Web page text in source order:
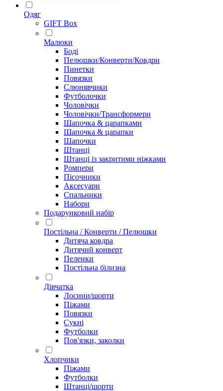
Одяг
GIFT Box
Малюки
Боді
Пелюшки/Конверти/Ковдри
Пинетки
Повязки
Слюнявчики
Футболочки
Чоловічки
Чоловічки/Трансформери
Шапочка & царапками
Шапочка & царапки
Шапочки
Штанці
Штанці із закритими ніжками
Ромпери
Пісочники
Аксесуари
Спальники
Набори
Подарунковий набір
Постільна / Конверти / Пелюшки
Дитяча ковдра
Дитячий конверт
Пеленки
Постільна білизна
Дівчатка
Лосини/шорти
Піжами
Повязки
Сукні
Футболки
Пов'язки, заколки
Хлопчики
Піжами
Футболки
Штанці/шорти